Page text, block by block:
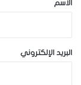
الاسم
البريد الإلكتروني